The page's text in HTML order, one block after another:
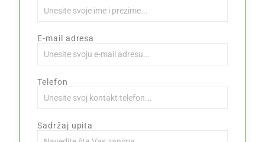
E-mail adresa
Telefon
Sadržaj upita